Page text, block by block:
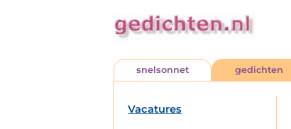
snelsonnet gedichten
Vacatures